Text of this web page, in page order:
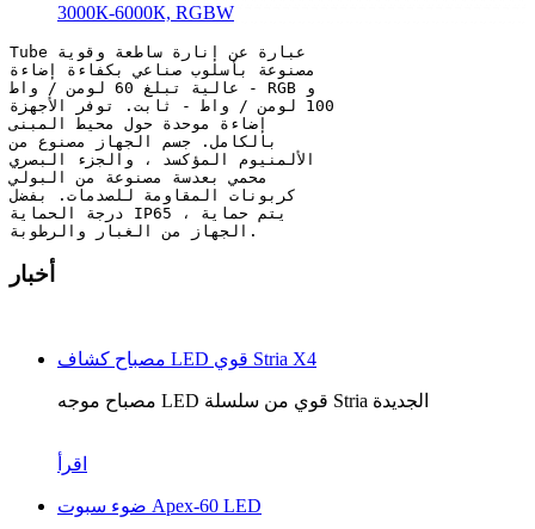
3000К-6000К, RGBW
Tube عبارة عن إنارة ساطعة وقوية
مصنوعة بأسلوب صناعي بكفاءة إضاءة
عالية تبلغ 60 لومن / واط - RGB و
100 لومن / واط - ثابت. توفر الأجهزة
إضاءة موحدة حول محيط المبنى
بالكامل. جسم الجهاز مصنوع من
الألمنيوم المؤكسد ، والجزء البصري
محمي بعدسة مصنوعة من البولي
كربونات المقاومة للصدمات. بفضل
درجة الحماية IP65 ، يتم حماية
الجهاز من الغبار والرطوبة.
أخبار
مصباح كشاف LED قوي Stria X4
مصباح موجه LED قوي من سلسلة Stria الجديدة
اقرأ
ضوء سبوت Apex-60 LED